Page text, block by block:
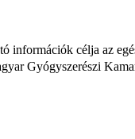
információk célja az
Gyógyszerészi